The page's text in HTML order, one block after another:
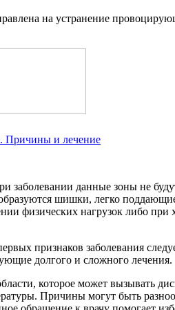
на устранение
Причины и лечение
данные зоны не
шишки, легко
физических нагрузок либо при
признаков заболевания
долгого и сложного лечения.
которое может вызывать
Причины могут быть